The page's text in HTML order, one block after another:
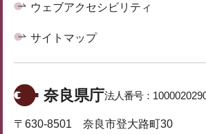
ウェブアクセシビリティ
サイトマップ
奈良県庁法人番号：
〒630-8501 奈良市登大路町30